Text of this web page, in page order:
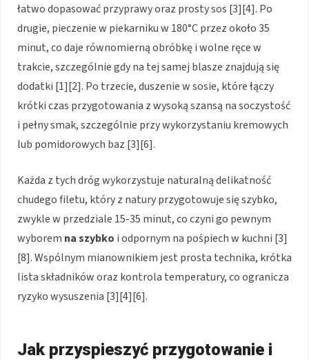
łatwo dopasować przyprawy oraz prosty sos [3][4]. Po
drugie, pieczenie w piekarniku w 180°C przez około 35
minut, co daje równomierną obróbkę i wolne ręce w
trakcie, szczególnie gdy na tej samej blasze znajdują się
dodatki [1][2]. Po trzecie, duszenie w sosie, które łączy
krótki czas przygotowania z wysoką szansą na soczystość
i pełny smak, szczególnie przy wykorzystaniu kremowych
lub pomidorowych baz [3][6].
Każda z tych dróg wykorzystuje naturalną delikatność
chudego filetu, który z natury przygotowuje się szybko,
zwykle w przedziale 15-35 minut, co czyni go pewnym
wyborem na szybko i odpornym na pośpiech w kuchni [3]
[8]. Wspólnym mianownikiem jest prosta technika, krótka
lista składników oraz kontrola temperatury, co ogranicza
ryzyko wysuszenia [3][4][6].
Jak przyspieszyć przygotowanie i